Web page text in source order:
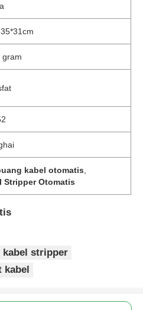
gram
kabel otomatis
Stripper Otomatis
kabel stripper